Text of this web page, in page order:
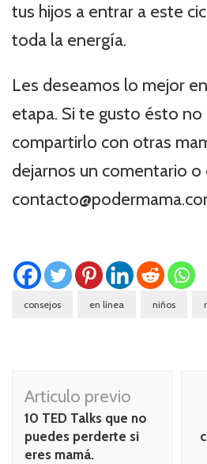
tus hijos a entrar a este
toda la energía.
Les deseamos lo mejor
etapa. Si te gusto ésto no
compartirlo con otras
dejarnos un comentario o
consejos en línea niños
Navegación
de
publicación
Articulo previo
10 TED Talks que no
puedes perderte si
eres mamá.